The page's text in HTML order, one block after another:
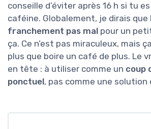
conseille d’éviter après 16 h si tu
caféine. Globalement, je dirais que
franchement pas mal pour un
ça. Ce n’est pas miraculeux, mais
plus que boire un café de plus. Le
en tête : à utiliser comme un coup
ponctuel, pas comme une solution